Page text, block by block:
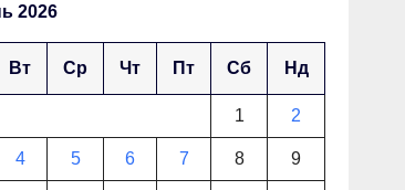
2026
Вт Ср Чт Пт Сб Нд
1 2
4 5 6 7 8 9